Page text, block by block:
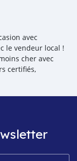
avec
le vendeur local !
cher avec
certifiés,